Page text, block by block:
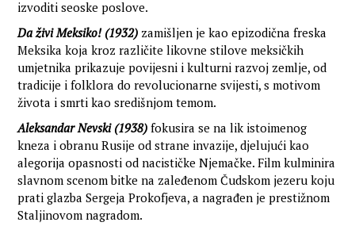
izvoditi seoske poslove.
Da živi Meksiko! (1932) zamišljen je kao epizodična freska
Meksika koja kroz različite likovne stilove meksičkih
umjetnika prikazuje povijesni i kulturni razvoj zemlje, od
tradicije i folklora do revolucionarne svijesti, s motivom
života i smrti kao središnjom temom.
Aleksandar Nevski (1938) fokusira se na lik istoimenog
kneza i obranu Rusije od strane invazije, djelujući kao
alegorija opasnosti od nacističke Njemačke. Film kulminira
slavnom scenom bitke na zaleđenom Čudskom jezeru koju
prati glazba Sergeja Prokofjeva, a nagrađen je prestižnom
Staljinovom nagradom.